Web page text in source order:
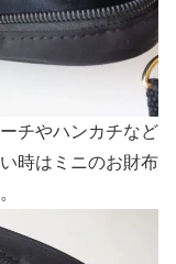
チやハンカチなど
時はミニのお財布